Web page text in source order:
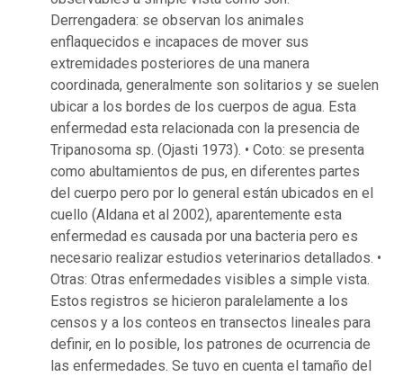
Derrengadera: se observan los animales
enflaquecidos e incapaces de mover sus
extremidades posteriores de una manera
coordinada, generalmente son solitarios y se suelen
ubicar a los bordes de los cuerpos de agua. Esta
enfermedad esta relacionada con la presencia de
Tripanosoma sp. (Ojasti 1973). • Coto: se presenta
como abultamientos de pus, en diferentes partes
del cuerpo pero por lo general están ubicados en el
cuello (Aldana et al 2002), aparentemente esta
enfermedad es causada por una bacteria pero es
necesario realizar estudios veterinarios detallados. •
Otras: Otras enfermedades visibles a simple vista.
Estos registros se hicieron paralelamente a los
censos y a los conteos en transectos lineales para
definir, en lo posible, los patrones de ocurrencia de
las enfermedades. Se tuvo en cuenta el tamaño del